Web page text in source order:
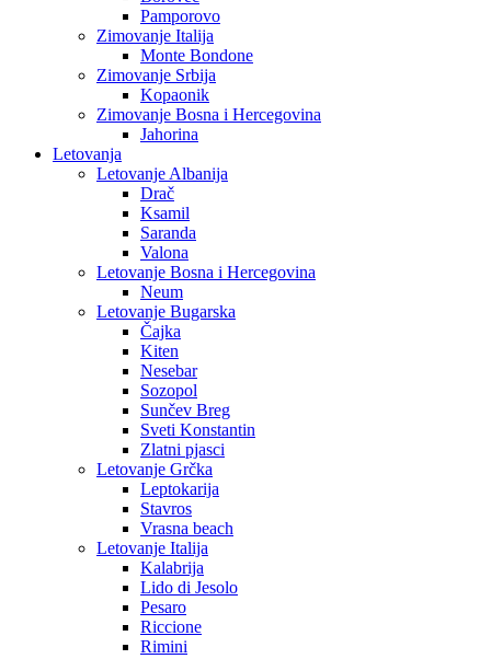
Pamporovo
Zimovanje Italija
Monte Bondone
Zimovanje Srbija
Kopaonik
Zimovanje Bosna i Hercegovina
Jahorina
Letovanja
Letovanje Albanija
Drač
Ksamil
Saranda
Valona
Letovanje Bosna i Hercegovina
Neum
Letovanje Bugarska
Čajka
Kiten
Nesebar
Sozopol
Sunčev Breg
Sveti Konstantin
Zlatni pjasci
Letovanje Grčka
Leptokarija
Stavros
Vrasna beach
Letovanje Italija
Kalabrija
Lido di Jesolo
Pesaro
Riccione
Rimini